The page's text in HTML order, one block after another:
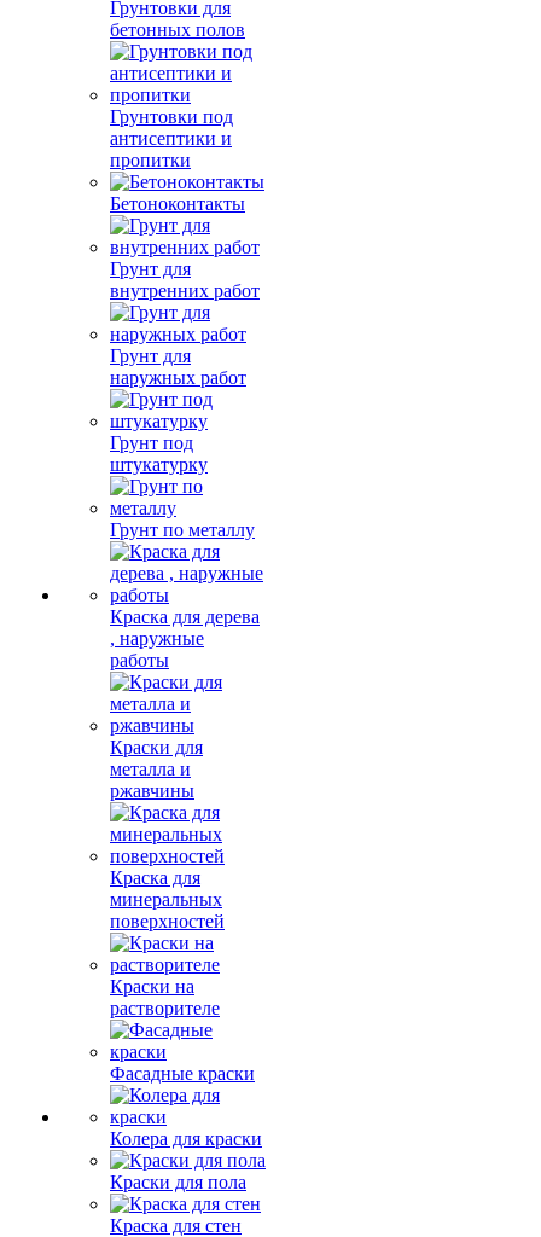
Грунтовки для
бетонных полов
Грунтовки под
антисептики и
пропитки
Бетоноконтакты
Грунт для
внутренних работ
Грунт для
наружных работ
Грунт под
штукатурку
Грунт по металлу
Краска для дерева
, наружные
работы
Краски для
металла и
ржавчины
Краска для
минеральных
поверхностей
Краски на
растворителе
Фасадные краски
Колера для краски
Краски для пола
Краска для стен